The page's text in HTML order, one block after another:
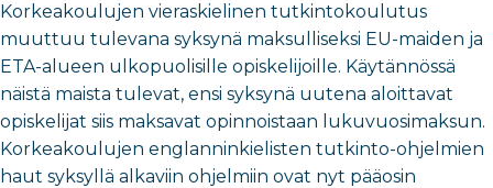
Korkeakoulujen vieraskielinen tutkintokoulutus
muuttuu tulevana syksynä maksulliseksi EU-maiden ja
ETA-alueen ulkopuolisille opiskelijoille. Käytännössä
näistä maista tulevat, ensi syksynä uutena aloittavat
opiskelijat siis maksavat opinnoistaan lukuvuosimaksun.
Korkeakoulujen englanninkielisten tutkinto-ohjelmien
haut syksyllä alkaviin ohjelmiin ovat nyt pääosin